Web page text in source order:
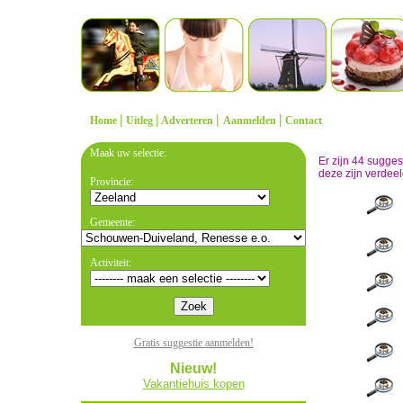
Home | Uitleg | Adverteren | Aanmelden | Contact
Maak uw selectie:
Provincie:
Gemeente:
Activiteit:
Gratis suggestie aanmelden!
Nieuw!
Vakantiehuis kopen
Er zijn 44
deze zijn